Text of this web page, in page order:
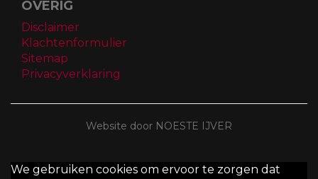
OVERIG
Disclaimer
Klachtenformulier
Sitemap
Privacyverklaring
Website door NOESTE IJVER
We gebruiken cookies om ervoor te zorgen dat